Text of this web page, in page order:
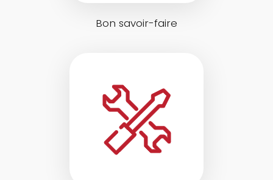
Bon savoir-faire